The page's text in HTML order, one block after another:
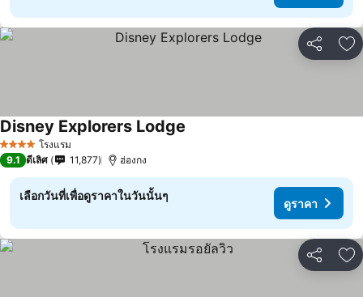
แชร์ เ
4 ดาว โรงแรม
Disney Explorers Lodge
9.1 ดีเลิศ 11,877 ฮ่องกง
เลือกวันที่เพื่อดูราคาในวันนั้นๆ
ดูราคา
แชร์ เ